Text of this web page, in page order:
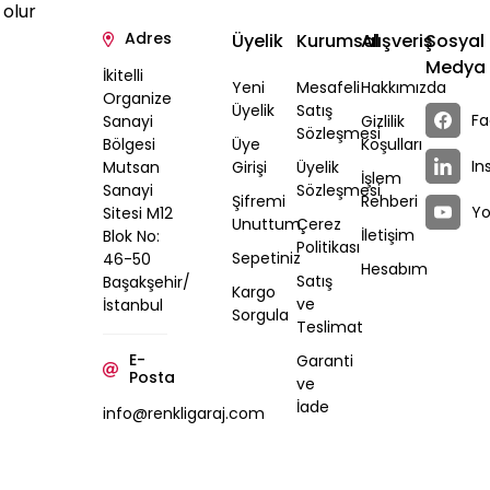
olur
Adres
İkitelli
Organize
Sanayi
Bölgesi
Mutsan
Sanayi
Sitesi M12
Blok No:
46-50
Başakşehir/
İstanbul
E-
Posta
info@renkligaraj.com
Üyelik
Yeni
Üyelik
Üye
Girişi
Şifremi
Unuttum
Sepetiniz
Kargo
Sorgula
Kurumsal
Mesafeli
Satış
Sözleşmesi
Üyelik
Sözleşmesi
Çerez
Politikası
Satış
ve
Teslimat
Garanti
ve
İade
Alışveriş
Hakkımızda
Gizlilik
Koşulları
İşlem
Rehberi
İletişim
Hesabım
Sosyal
Medya